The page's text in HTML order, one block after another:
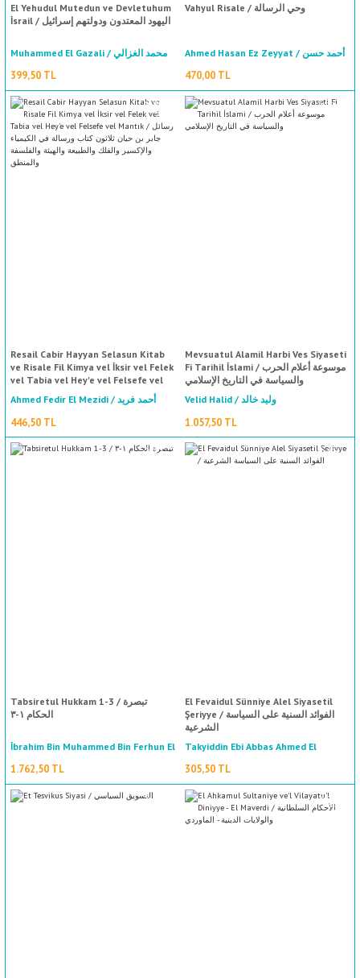
El Yehudul Mutedun ve Devletuhum
İsrail / اليهود المعتدون ودولتهم إسرائيل
Muhammed El Gazali / محمد الغزالي
399,50 TL
Vahyul Risale / وحي الرسالة
Ahmed Hasan Ez Zeyyat / أحمد حسن
الزيات
470,00 TL
Resail Cabir Hayyan Selasun Kitab
ve Risale Fil Kimya vel İksir vel Felek
vel Tabia vel Hey'e vel Felsefe vel
كتاب ورسالة في الكيمياء والإكسير
والفلك والطبيعة والهيئة والفلسفة
والمنطق
Ahmed Fedir El Mezidi / أحمد فريد
المزيدي
446,50 TL
Mevsuatul Alamil Harbi Ves Siyaseti
Fi Tarihil İslami / موسوعة أعلام الحرب
والسياسة في التاريخ الإسلامي
Velid Halid / وليد خالد
1.057,50 TL
Tabsiretul Hukkam 1-3 / تبصرة
الحكام ١-٣
İbrahim Bin Muhammed Bin Ferhun El
Maliki / ابراهيم بن محمد بن فرحون
المالكي
1.762,50 TL
El Fevaidul Sünniye Alel Siyasetil
Şeriyye / الفوائد السنية على السياسة
الشرعية
Takyiddin Ebi Abbas Ahmed El
Harrani İbn Teymiyye / تقي الدين أبي
العباس أحمد الحراني ابن تيمية
305,50 TL